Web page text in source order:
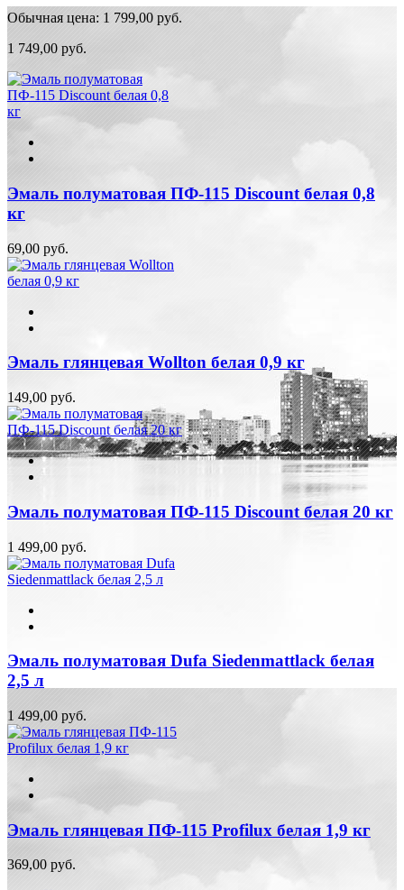
Обычная цена: 1 799,00 руб.
1 749,00 руб.
Эмаль полуматовая ПФ-115 Discount белая 0,8
кг
69,00 руб.
Эмаль глянцевая Wollton белая 0,9 кг
149,00 руб.
Эмаль полуматовая ПФ-115 Discount белая 20 кг
1 499,00 руб.
Эмаль полуматовая Dufa Siedenmattlack белая
2,5 л
1 499,00 руб.
Эмаль глянцевая ПФ-115 Profilux белая 1,9 кг
369,00 руб.